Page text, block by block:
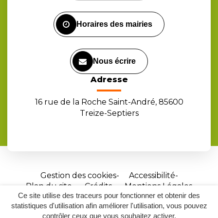
Ce site utilise des traceurs pour fonctionner et obtenir des
statistiques d'utilisation afin améliorer l'utilisation, vous pouvez
contrôler ceux que vous souhaitez activer.
Horaires des mairies
Nous écrire
Adresse
16 rue de la Roche Saint-André, 85600
Treize-Septiers
Gestion des cookies
Accessibilité
Plan du site
Crédits
Mentions Légales
Site
réalisé